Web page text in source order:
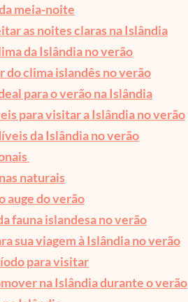
meia-noite
as noites claras na Islândia
da Islândia no verão
do clima islandês no verão
para o verão na Islândia
para visitar a Islândia no verão
da Islândia no verão
naturais
auge do verão
fauna islandesa no verão
sua viagem à Islândia no verão
para visitar
na Islândia durante o verão